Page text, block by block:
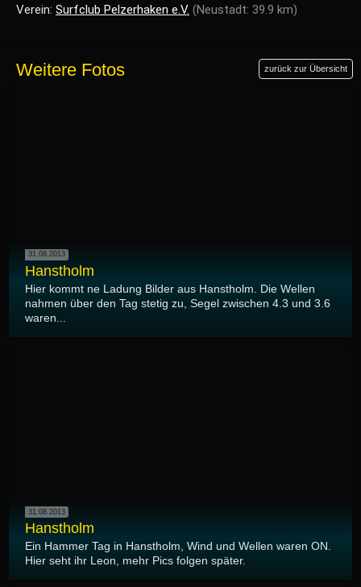
Verein: Surfclub Pelzerhaken e.V. (Neustadt: 39.9 km)
Weitere Fotos zurück zur Übersicht
31.08.2013
Hanstholm
Hier kommt ne Ladung Bilder aus Hanstholm. Die Wellen
nahmen über den Tag stetig zu, Segel zwischen 4.3 und 3.6
waren...
31.08.2013
Hanstholm
Ein Hammer Tag in Hanstholm, Wind und Wellen waren ON.
Hier seht ihr Leon, mehr Pics folgen später.